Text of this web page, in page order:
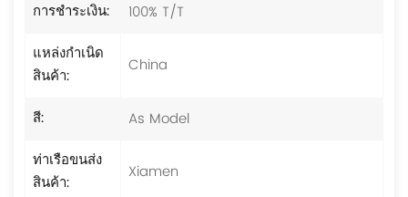
การชำระเงิน:
100% T/T
แหล่งกำเนิด
สินค้า:
China
สี:
As Model
ท่าเรือขนส่ง
สินค้า:
Xiamen